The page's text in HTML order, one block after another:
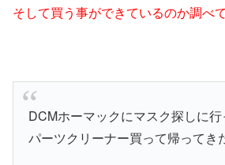
そして買う事ができているのか調べ
DCMホーマックにマスク探しに行
パーツクリーナー買って帰ってき